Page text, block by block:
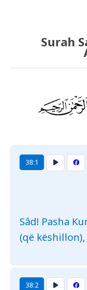
Surah
38:1
Sâd! Pasha
(që këshillon),
38:2